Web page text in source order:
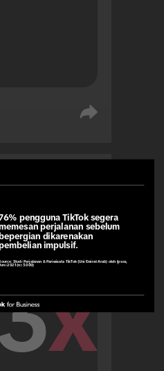
x
pengguna TikTok segera
perjalanan sebelum
dikarenakan
impulsif.
Studi Perjalanan & Pariwisata TikTok (Uni Emirat Arab) oleh Ipsos,
2021 (n=3.000)